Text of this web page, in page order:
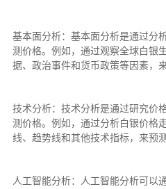
基本面分析：基本面分析是通过分
测价格。例如，通过观察全球白银
据、政治事件和货币政策等因素，
技术分析：技术分析是通过研究价
测价格。例如，通过分析白银价格
线、趋势线和其他技术指标，来预
人工智能分析：人工智能分析可以